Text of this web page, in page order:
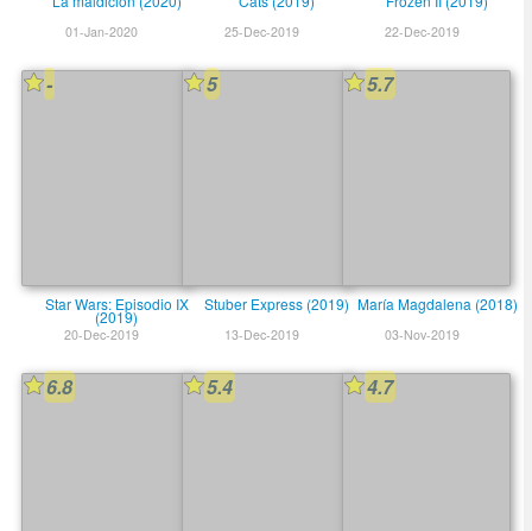
01-Jan-2020 25-Dec-2019 22-Dec-2019
-
Star Wars: Episodio IX
(2019)
20-Dec-2019
5
Stuber Express (2019)
13-Dec-2019
5.7
María Magdalena (2018)
03-Nov-2019
6.8 5.4 4.7